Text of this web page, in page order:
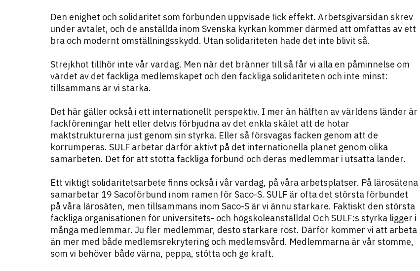
Den enighet och solidaritet som förbunden uppvisade fick effekt. Arbetsgivarsidan skrev
under avtalet, och de anställda inom Svenska kyrkan kommer därmed att omfattas av ett
bra och modernt omställningsskydd. Utan solidariteten hade det inte blivit så.
Strejkhot tillhör inte vår vardag. Men när det bränner till så får vi alla en påminnelse om
värdet av det fackliga medlemskapet och den fackliga solidariteten och inte minst:
tillsammans är vi starka.
Det här gäller också i ett internationellt perspektiv. I mer än hälften av världens länder är
fackföreningar helt eller delvis förbjudna av det enkla skälet att de hotar
maktstrukturerna just genom sin styrka. Eller så försvagas facken genom att de
korrumperas. SULF arbetar därför aktivt på det internationella planet genom olika
samarbeten. Det för att stötta fackliga förbund och deras medlemmar i utsatta länder.
Ett viktigt solidaritetsarbete finns också i vår vardag, på våra arbetsplatser. På lärosätena
samarbetar 19 Sacoförbund inom ramen för Saco-S. SULF är ofta det största förbundet
på våra lärosäten, men tillsammans inom Saco-S är vi ännu starkare. Faktiskt den största
fackliga organisationen för universitets- och högskoleanställda! Och SULF:s styrka ligger i
många medlemmar. Ju fler medlemmar, desto starkare röst. Därför kommer vi att arbeta
än mer med både medlemsrekrytering och medlemsvård. Medlemmarna är vår stomme,
som vi behöver både värna, peppa, stötta och ge kraft.